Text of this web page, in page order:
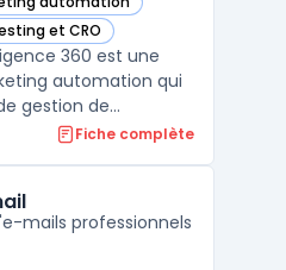
360 dans cette catégorie
et CRO360 dans cette catégorie
360 est une
automation qui
gestion de
multicanal, de
de données en temps
avanc ...
Fiche complète
mails professionnels